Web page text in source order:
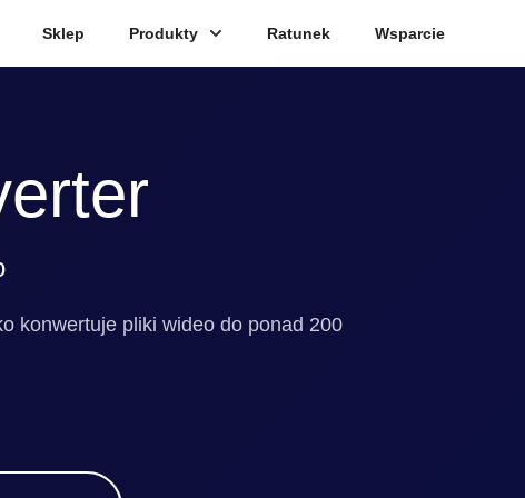
Sklep Produkty Ratunek Wsparcie
konwertuje pliki wideo do ponad 200